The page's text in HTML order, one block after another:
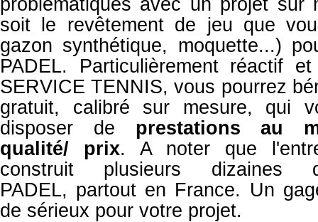
soit le revêtement de jeu que
gazon synthétique, moquette...)
PADEL. Particulièrement réactif
SERVICE TENNIS, vous pourrez
gratuit, calibré sur mesure, qui
disposer de prestations
au
qualité/ prix. A noter que
construit plusieurs
PADEL, partout en France. Un
de sérieux pour votre projet.